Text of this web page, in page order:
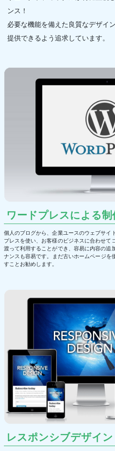
ンス！
必要な機能を備えた良質なデザイ
提供できるよう追求しています。
ワードプレスによる制
個人のブログから、企業ユースのウェブサイ
プレスを使い、お客様のビジネスに合わせて
渡って利用することができ、容易に内容の追
ナンスも容易です。まだ古いホームページを
すことお勧めします。
レスポンシブデザイン